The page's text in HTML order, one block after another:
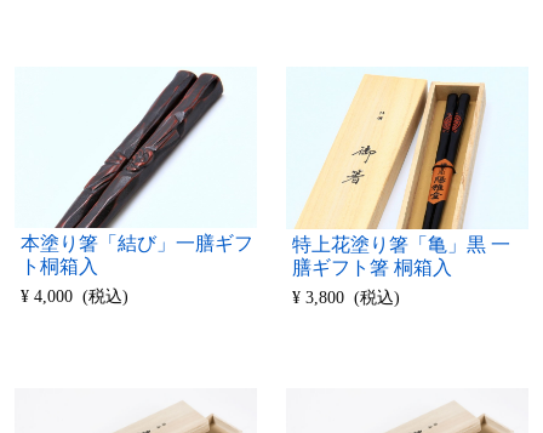
本塗り箸「結び」一膳ギフ
ト桐箱入
¥ 4,000 (税込)
特上花塗り箸「亀」黒 一
膳ギフト箸 桐箱入
¥ 3,800 (税込)